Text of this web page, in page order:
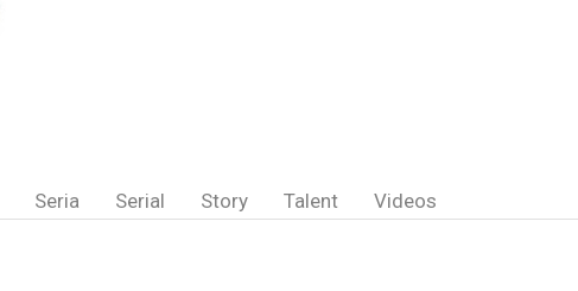
Seria Serial Story Talent Videos